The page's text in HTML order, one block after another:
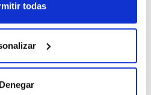
todas
Denegar
con esta imagen son
inmediata.